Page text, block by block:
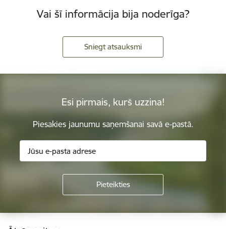
Vai šī informācija bija noderīga?
Sniegt atsauksmi
Esi pirmais, kurš uzzina!
Piesakies jaunumu saņemšanai savā e-pastā.
Kājene